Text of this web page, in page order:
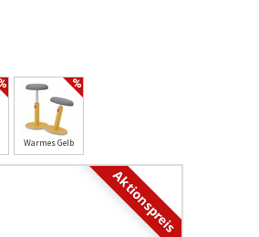
Warmes Gelb
Aktionspreis